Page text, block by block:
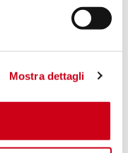
Mostra dettagli
DETAILS